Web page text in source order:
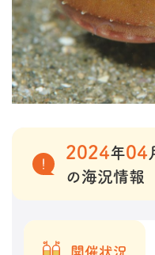
2024年04
の海況情報